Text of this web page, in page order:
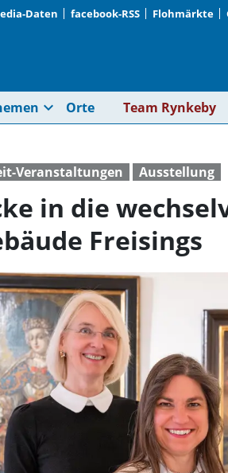
Daten facebook-RSS Flohmärkte
expand_more Orte Team Rynkeby
Veranstaltungen Ausstellung
in die
Freisings